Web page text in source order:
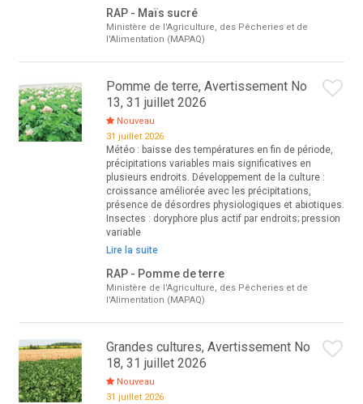
RAP - Maïs sucré
Ministère de l'Agriculture, des Pêcheries et de
l'Alimentation (MAPAQ)
Pomme de terre, Avertissement No
13, 31 juillet 2026
Nouveau
31 juillet 2026
Météo : baisse des températures en fin de période,
précipitations variables mais significatives en
plusieurs endroits. Développement de la culture :
croissance améliorée avec les précipitations,
présence de désordres physiologiques et abiotiques.
Insectes : doryphore plus actif par endroits; pression
variable
Lire la suite
RAP - Pomme de terre
Ministère de l'Agriculture, des Pêcheries et de
l'Alimentation (MAPAQ)
Grandes cultures, Avertissement No
18, 31 juillet 2026
Nouveau
31 juillet 2026